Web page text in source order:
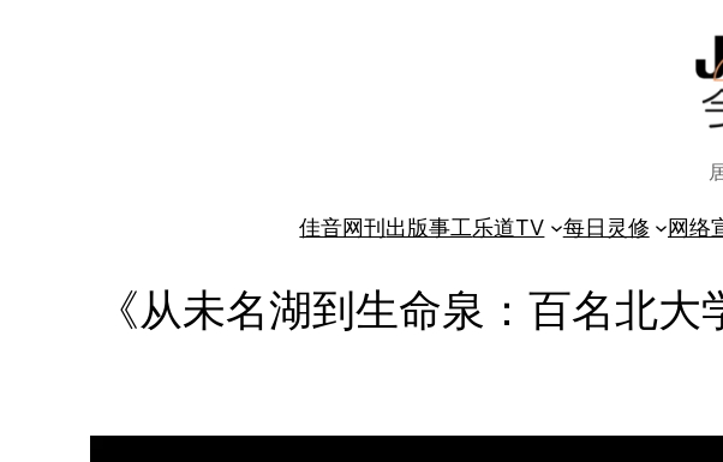
佳音网刊出版事工乐道TV 每日灵修 网络
《从未名湖到生命泉：百名北